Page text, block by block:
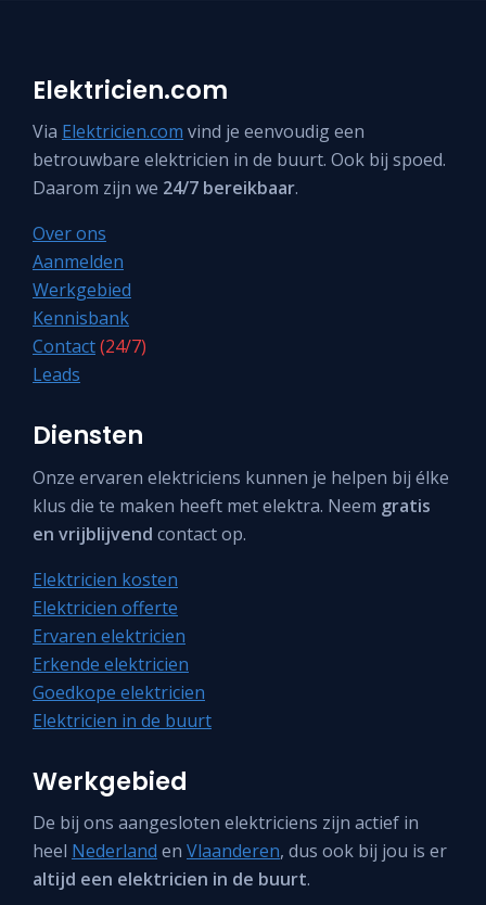
Elektricien.com
Via Elektricien.com vind je eenvoudig een
betrouwbare elektricien in de buurt. Ook bij spoed.
Daarom zijn we 24/7 bereikbaar.
Over ons
Aanmelden
Werkgebied
Kennisbank
Contact(24/7)
Leads
Diensten
Onze ervaren elektriciens kunnen je helpen bij élke
klus die te maken heeft met elektra. Neem gratis
en vrijblijvend contact op.
Elektricien kosten
Elektricien offerte
Ervaren elektricien
Erkende elektricien
Goedkope elektricien
Elektricien in de buurt
Werkgebied
De bij ons aangesloten elektriciens zijn actief in
heel Nederland en Vlaanderen, dus ook bij jou is er
altijd een elektricien in de buurt.